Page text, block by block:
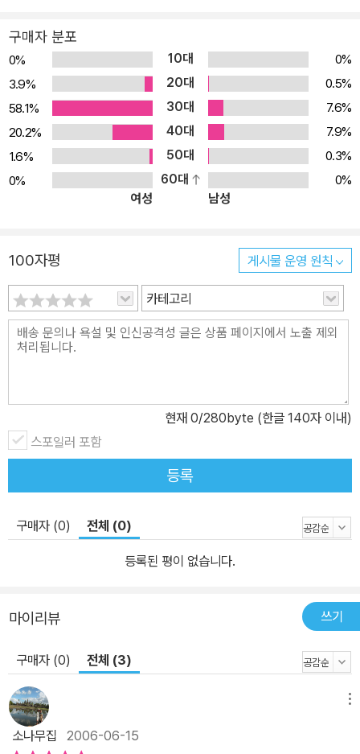
구매자 분포
0% 10대
0%
3.9%
20대
0.5%
58.1%
30대
7.6%
20.2%
40대
7.9%
1.6%
50대
0.3%
0%
60대
0%
여성
남성
100자평 게시물 운영 원칙
카테고리
현재 0/280byte (한글 140자 이내)
스포일러 포함
등록
구매자 (0) 전체 (0)
등록된 평이 없습니다.
마이리뷰 쓰기
구매자 (0) 전체 (3)
소나무집 2006-06-15